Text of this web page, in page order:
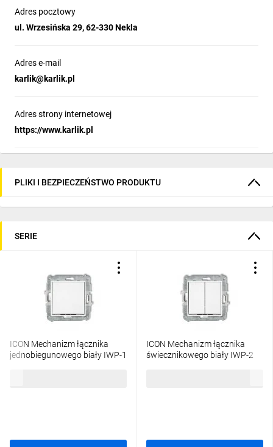
Adres pocztowy
ul. Wrzesińska 29, 62-330 Nekla
Adres e-mail
karlik@karlik.pl
Adres strony internetowej
https://www.karlik.pl
PLIKI I BEZPIECZEŃSTWO PRODUKTU
SERIE
ICON Mechanizm łącznika
jednobiegunowego biały IWP-1
ICON Mechanizm łącznika
świecznikowego biały IWP-2